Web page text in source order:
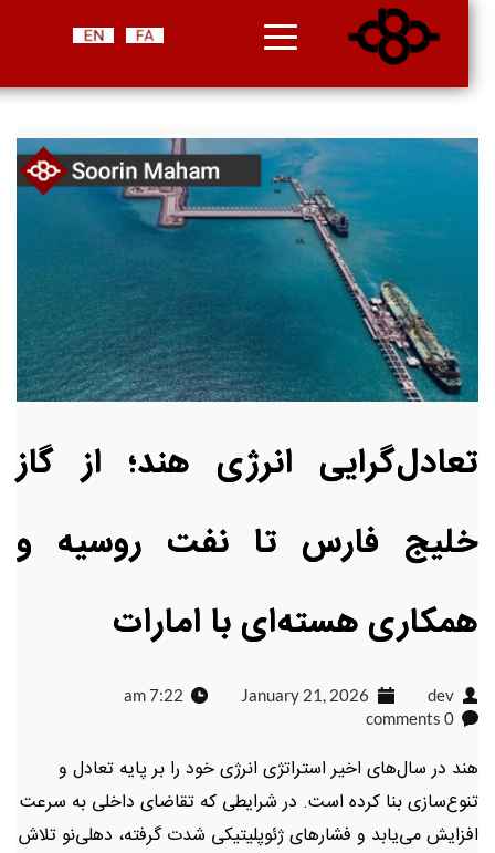
تعادل‌گرایی انرژی هند؛ از گاز
خلیج فارس تا نفت روسیه و
همکاری هسته‌ای با امارات
dev
January 21, 2026
7:22 am
0 comments
هند در سال‌های اخیر استراتژی انرژی خود را بر پایه تعادل و
تنوع‌سازی بنا کرده است. در شرایطی که تقاضای داخلی به سرعت
افزایش می‌یابد و فشارهای ژئوپلیتیکی شدت گرفته، دهلی‌نو تلاش